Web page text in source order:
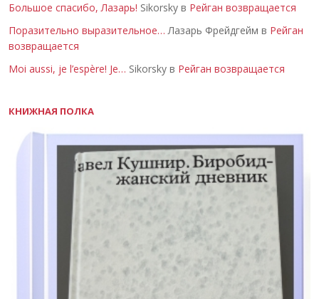
Большое спасибо, Лазарь! Sikorsky в Рейган возвращается
Поразительно выразительное… Лазарь Фрейдгейм в Рейган
возвращается
Moi aussi, je l’espère! Je… Sikorsky в Рейган возвращается
КНИЖНАЯ ПОЛКА